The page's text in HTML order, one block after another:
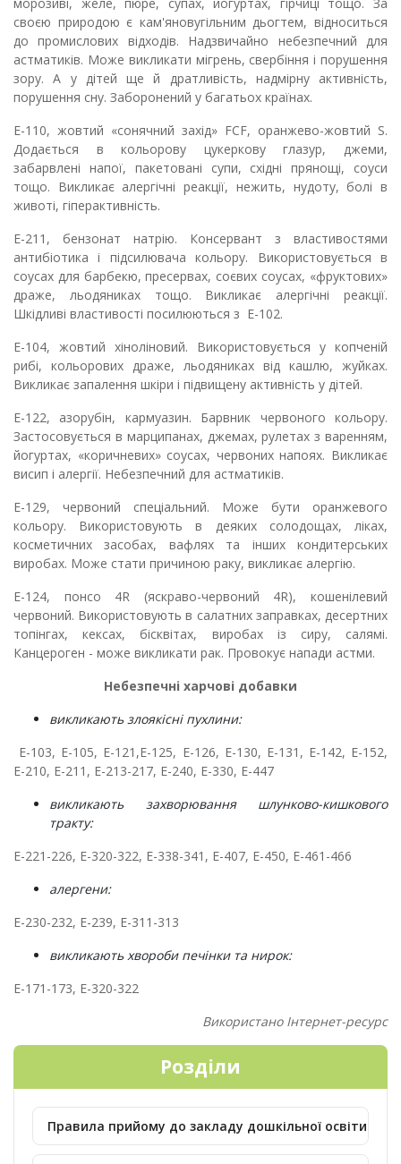
своєю природою є кам'яновугільним дьогтем, відноситься
до промислових відходів. Надзвичайно небезпечний для
астматиків. Може викликати мігрень, свербіння і порушення
зору. А у дітей ще й дратливість, надмірну активність,
порушення сну. Заборонений у багатьох країнах.
Е-110, жовтий «сонячний захід» FCF, оранжево-жовтий S.
Додається в кольорову цукеркову глазур, джеми,
забарвлені напої, пакетовані супи, східні прянощі, соуси
тощо. Викликає алергічні реакції, нежить, нудоту, болі в
животі, гіперактивність.
Е-211, бензонат натрію. Консервант з властивостями
антибіотика і підсилювача кольору. Використовується в
соусах для барбекю, пресервах, соєвих соусах, «фруктових»
драже, льодяниках тощо. Викликає алергічні реакції.
Шкідливі властивості посилюються з Е-102.
Е-104, жовтий хіноліновий. Використовується у копченій
рибі, кольорових драже, льодяниках від кашлю, жуйках.
Викликає запалення шкіри і підвищену активність у дітей.
Е-122, азорубін, кармуазин. Барвник червоного кольору.
Застосовується в марципанах, джемах, рулетах з варенням,
йогуртах, «коричневих» соусах, червоних напоях. Викликає
висип і алергії. Небезпечний для астматиків.
Е-129, червоний спеціальний. Може бути оранжевого
кольору. Використовують в деяких солодощах, ліках,
косметичних засобах, вафлях та інших кондитерських
виробах. Може стати причиною раку, викликає алергію.
Е-124, понсо 4R (яскраво-червоний 4R), кошенілевий
червоний. Використовують в салатних заправках, десертних
топінгах, кексах, бісквітах, виробах із сиру, салямі.
Канцероген - може викликати рак. Провокує напади астми.
Небезпечні харчові добавки
викликають злоякісні пухлини:
Е-103, Е-105, Е-121,Е-125, Е-126, Е-130, Е-131, Е-142, Е-152,
Е-210, Е-211, Е-213-217, Е-240, Е-330, Е-447
викликають захворювання шлунково-кишкового
тракту:
Е-221-226, Е-320-322, Е-338-341, Е-407, Е-450, Е-461-466
алергени:
Е-230-232, Е-239, Е-311-313
викликають хвороби печінки та нирок:
Е-171-173, Е-320-322
Використано Інтернет-ресурс
Розділи
Правила прийому до закладу дошкільної освіти